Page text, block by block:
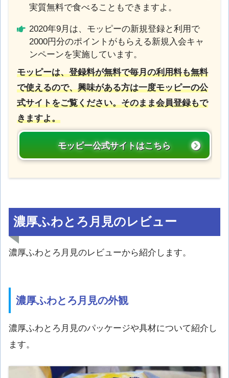
実質無料で食べることもできますよ。
2020年9月は、モッピーの新規登録と利用で
2000円分のポイントがもらえる新規入会キャ
ンペーンを実施しています。
モッピーは、登録料が無料で毎月の利用料も無料
で使えるので、興味がある方は一度モッピーの公
式サイトをご覧ください。そのまま会員登録もで
きますよ。
モッピー公式サイトはこちら
濃厚ふわとろ月見のレビュー
濃厚ふわとろ月見のレビューから紹介します。
濃厚ふわとろ月見の外観
濃厚ふわとろ月見のパッケージや具材について紹介し
ます。